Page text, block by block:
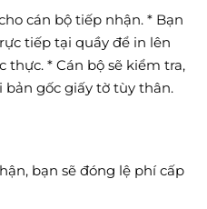
cán bộ tiếp nhận. * Bạn
tiếp tại quầy để in lên
thực. * Cán bộ sẽ kiểm tra,
gốc giấy tờ tùy thân.
bạn sẽ đóng lệ phí cấp